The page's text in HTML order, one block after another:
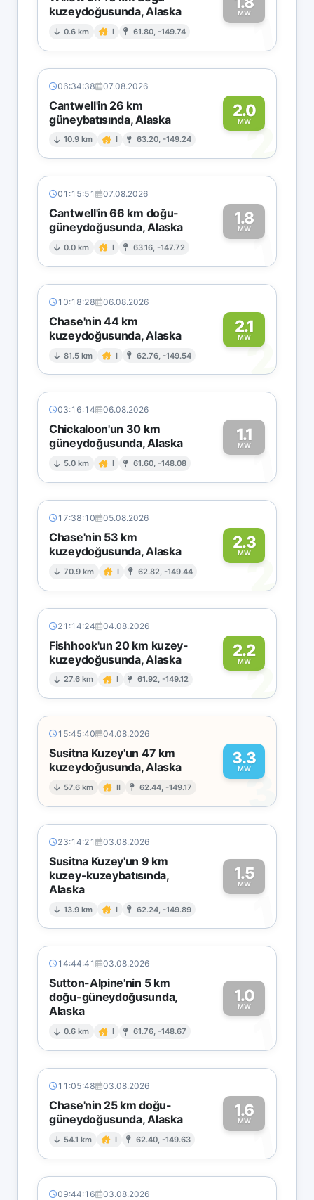
kuzeydoğusunda, Alaska
0.6 km I 61.80, -149.74
MW1
06:34:38 07.08.2026
Cantwell'in 26 km
güneybatısında, Alaska
10.9 km I 63.20, -149.24
2.0
MW2
01:15:51 07.08.2026
Cantwell'in 66 km doğu-
güneydoğusunda, Alaska
0.0 km I 63.16, -147.72
1.8
MW1
10:18:28 06.08.2026
Chase'nin 44 km
kuzeydoğusunda, Alaska
81.5 km I 62.76, -149.54
2.1
MW2
03:16:14 06.08.2026
Chickaloon'un 30 km
güneydoğusunda, Alaska
5.0 km I 61.60, -148.08
1.1
MW1
17:38:10 05.08.2026
Chase'nin 53 km
kuzeydoğusunda, Alaska
70.9 km I 62.82, -149.44
2.3
MW2
21:14:24 04.08.2026
Fishhook'un 20 km kuzey-
kuzeydoğusunda, Alaska
27.6 km I 61.92, -149.12
2.2
MW2
15:45:40 04.08.2026
Susitna Kuzey'un 47 km
kuzeydoğusunda, Alaska
57.6 km II 62.44, -149.17
3.3
MW
3
23:14:21 03.08.2026
Susitna Kuzey'un 9 km
kuzey-kuzeybatısında,
Alaska
13.9 km I 62.24, -149.89
1.5
MW
1
14:44:41 03.08.2026
Sutton-Alpine'nin 5 km
doğu-güneydoğusunda,
Alaska
0.6 km I 61.76, -148.67
1.0
MW
1
11:05:48 03.08.2026
Chase'nin 25 km doğu-
güneydoğusunda, Alaska
54.1 km I 62.40, -149.63
1.6
MW1
09:44:16 03.08.2026